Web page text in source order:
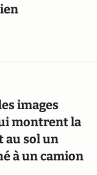
images
montrent la
au sol un
à un camion